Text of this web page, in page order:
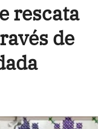
rescata
de